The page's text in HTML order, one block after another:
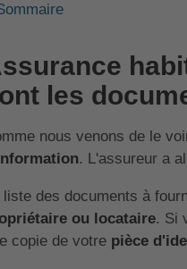
les
nous venons de le
. L'assureur a
liste des documents à
ou locataire. Si
copie de votre pièce